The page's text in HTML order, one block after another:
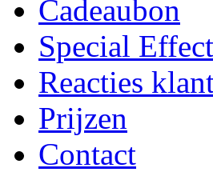
Cadeaubon
Special
Reacties
Prijzen
Contact